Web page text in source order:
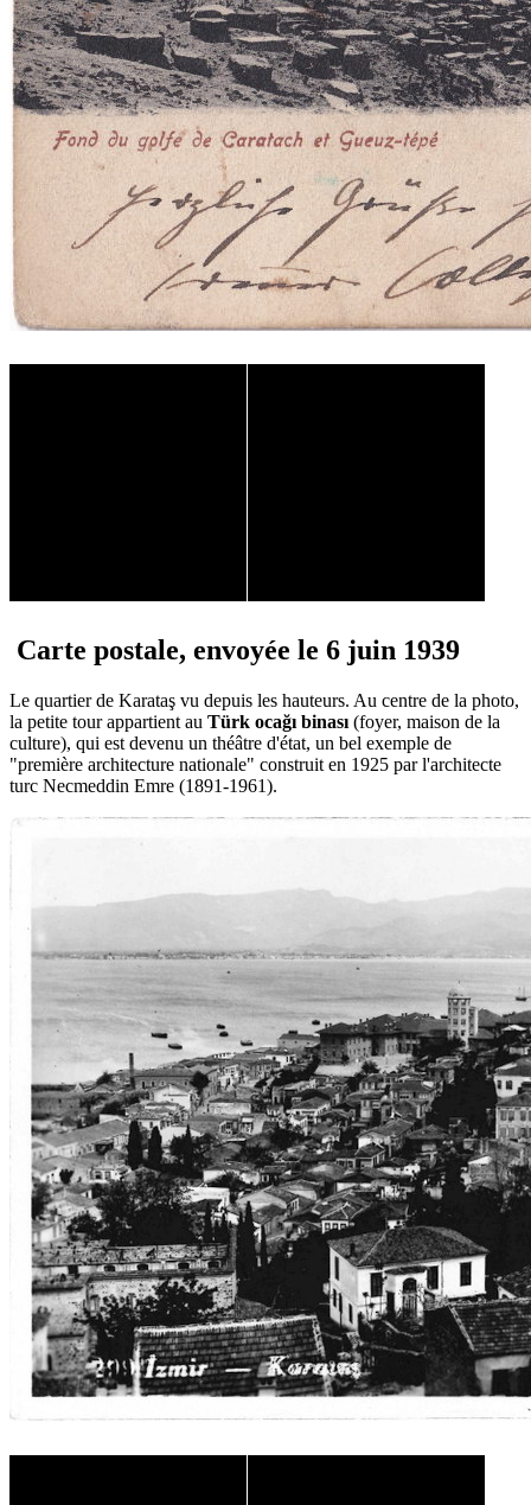
Carte postale, envoyée le 6 juin 1939
Le quartier de Karataş vu depuis les hauteurs. Au centre de la photo,
la petite tour appartient au Türk ocağı binası (foyer, maison de la
culture), qui est devenu un théâtre d'état, un bel exemple de
"première architecture nationale" construit en 1925 par l'architecte
turc Necmeddin Emre (1891-1961).